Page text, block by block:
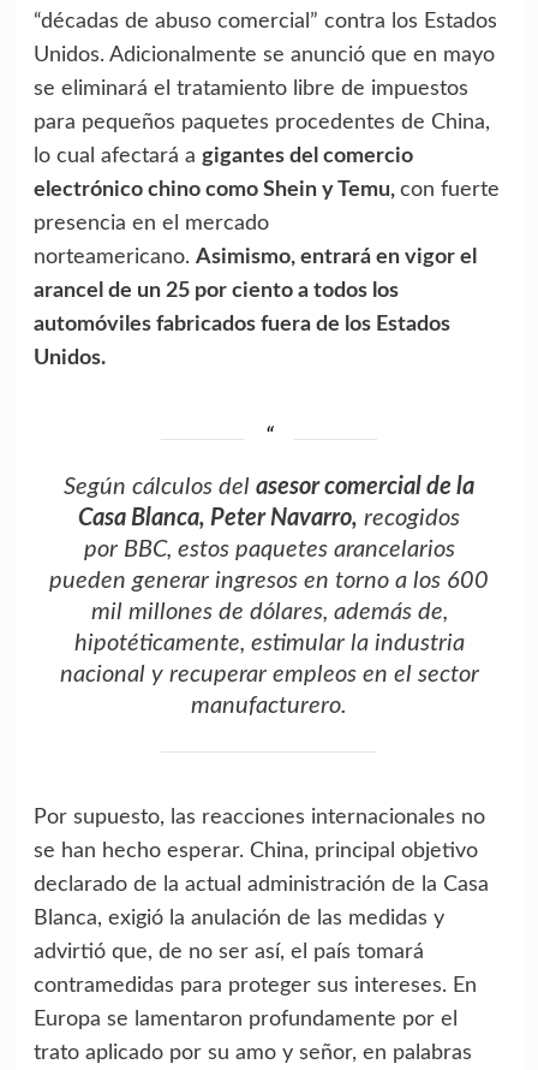
“décadas de abuso comercial” contra los Estados
Unidos. Adicionalmente se anunció que en mayo
se eliminará el tratamiento libre de impuestos
para pequeños paquetes procedentes de China,
lo cual afectará a gigantes del comercio
electrónico chino como Shein y Temu, con fuerte
presencia en el mercado
norteamericano. Asimismo, entrará en vigor el
arancel de un 25 por ciento a todos los
automóviles fabricados fuera de los Estados
Unidos.
Según cálculos del asesor comercial de la
Casa Blanca, Peter Navarro, recogidos
por BBC, estos paquetes arancelarios
pueden generar ingresos en torno a los 600
mil millones de dólares, además de,
hipotéticamente, estimular la industria
nacional y recuperar empleos en el sector
manufacturero.
Por supuesto, las reacciones internacionales no
se han hecho esperar. China, principal objetivo
declarado de la actual administración de la Casa
Blanca, exigió la anulación de las medidas y
advirtió que, de no ser así, el país tomará
contramedidas para proteger sus intereses. En
Europa se lamentaron profundamente por el
trato aplicado por su amo y señor, en palabras